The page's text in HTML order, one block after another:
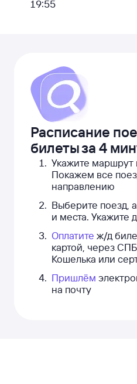
19:55
Расписание
билетыза 4
Укажите маршрут
Покажем все
направлению
Выберите поезд,
и места. Укажите
Оплатите ж/д
картой, через
Кошелька или
Пришлём
на почту